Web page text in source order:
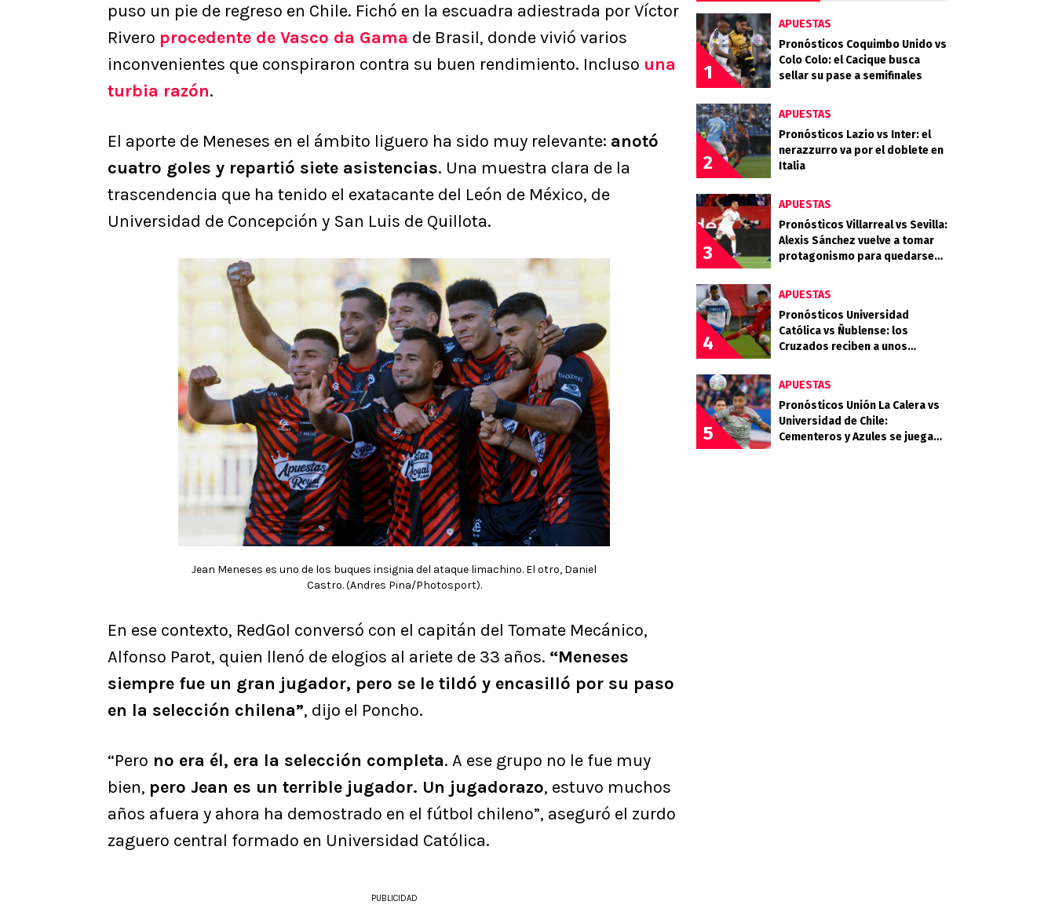
puso un pie de regreso en Chile. Fichó en la escuadra adiestrada por Víctor
Rivero procedente de Vasco da Gama de Brasil, donde vivió varios
inconvenientes que conspiraron contra su buen rendimiento. Incluso una
turbia razón.
El aporte de Meneses en el ámbito liguero ha sido muy relevante: anotó
cuatro goles y repartió siete asistencias. Una muestra clara de la
trascendencia que ha tenido el exatacante del León de México, de
Universidad de Concepción y San Luis de Quillota.
Jean Meneses es uno de los buques insignia del ataque limachino. El otro, Daniel
Castro. (Andres Pina/Photosport).
En ese contexto, RedGol conversó con el capitán del Tomate Mecánico,
Alfonso Parot, quien llenó de elogios al ariete de 33 años. “Meneses
siempre fue un gran jugador, pero se le tildó y encasilló por su paso
en la selección chilena”, dijo el Poncho.
“Pero no era él, era la selección completa. A ese grupo no le fue muy
bien, pero Jean es un terrible jugador. Un jugadorazo, estuvo muchos
años afuera y ahora ha demostrado en el fútbol chileno”, aseguró el zurdo
zaguero central formado en Universidad Católica.
PUBLICIDAD
1
APUESTAS
Pronósticos Coquimbo Unido vs
Colo Colo: el Cacique busca
sellar su pase a semifinales
2
APUESTAS
Pronósticos Lazio vs Inter: el
nerazzurro va por el doblete en
Italia
3
APUESTAS
Pronósticos Villarreal vs Sevilla:
Alexis Sánchez vuelve a tomar
protagonismo para quedarse
4
APUESTAS
Pronósticos Universidad
Católica vs Ñublense: los
Cruzados reciben a unos
clasificar
5
APUESTAS
Pronósticos Unión La Calera vs
Universidad de Chile:
Cementeros y Azules se juegan